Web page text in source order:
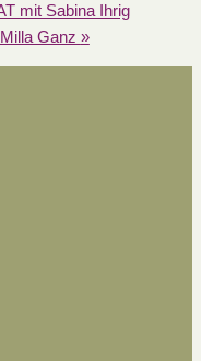
mit Sabina Ihrig
Ganz »